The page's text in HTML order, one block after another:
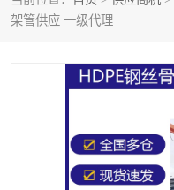
架管供应 一级代理
HDPE管材给水管
HDPE双壁波纹管
联塑PVC管